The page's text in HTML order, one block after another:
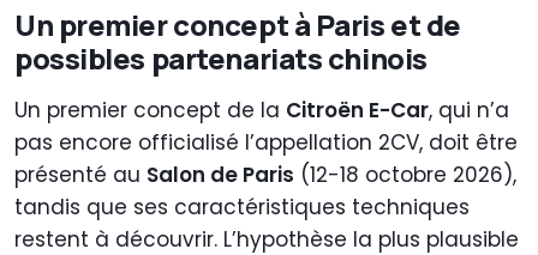
Un premier concept à Paris et de
possibles partenariats chinois
Un premier concept de la Citroën E-Car, qui n’a
pas encore officialisé l’appellation 2CV, doit être
présenté au Salon de Paris (12-18 octobre 2026),
tandis que ses caractéristiques techniques
restent à découvrir. L’hypothèse la plus plausible